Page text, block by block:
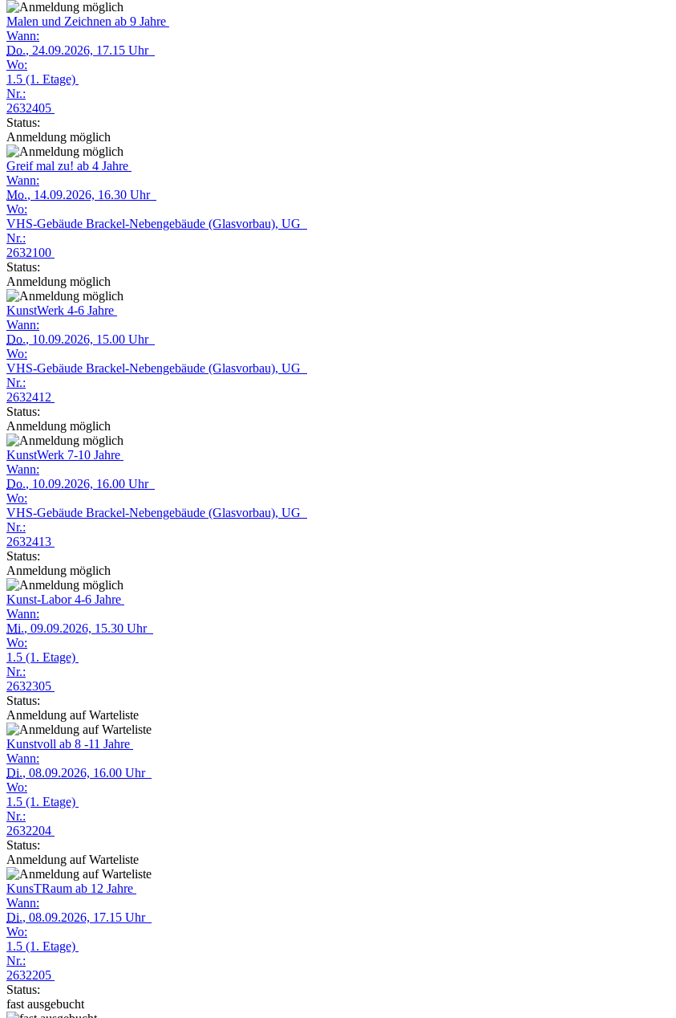
Malen und Zeichnen ab 9 Jahre
Wann:
Do., 24.09.2026, 17.15 Uhr
Wo:
1.5 (1. Etage)
Nr.:
2632405
Status:
Anmeldung möglich
Greif mal zu! ab 4 Jahre
Wann:
Mo., 14.09.2026, 16.30 Uhr
Wo:
VHS-Gebäude Brackel-Nebengebäude (Glasvorbau), UG
Nr.:
2632100
Status:
Anmeldung möglich
KunstWerk 4-6 Jahre
Wann:
Do., 10.09.2026, 15.00 Uhr
Wo:
VHS-Gebäude Brackel-Nebengebäude (Glasvorbau), UG
Nr.:
2632412
Status:
Anmeldung möglich
KunstWerk 7-10 Jahre
Wann:
Do., 10.09.2026, 16.00 Uhr
Wo:
VHS-Gebäude Brackel-Nebengebäude (Glasvorbau), UG
Nr.:
2632413
Status:
Anmeldung möglich
Kunst-Labor 4-6 Jahre
Wann:
Mi., 09.09.2026, 15.30 Uhr
Wo:
1.5 (1. Etage)
Nr.:
2632305
Status:
Anmeldung auf Warteliste
Kunstvoll ab 8 -11 Jahre
Wann:
Di., 08.09.2026, 16.00 Uhr
Wo:
1.5 (1. Etage)
Nr.:
2632204
Status:
Anmeldung auf Warteliste
KunsTRaum ab 12 Jahre
Wann:
Di., 08.09.2026, 17.15 Uhr
Wo:
1.5 (1. Etage)
Nr.:
2632205
Status:
fast ausgebucht